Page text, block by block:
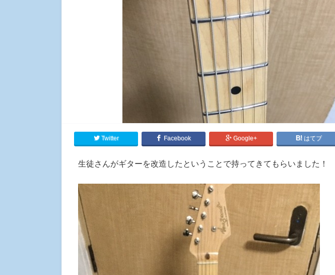
Twitter Facebook Google+ はてブ
生徒さんがギターを改造したということで持ってきてもらいました！